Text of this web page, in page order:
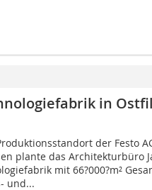
in
der Festo
plante das Architekturbüro
mit 66?000?m²
und...